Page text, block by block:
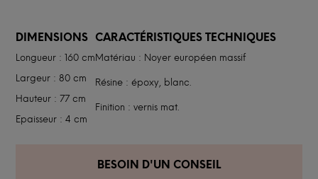
DIMENSIONS
Longueur : 160 cm
Largeur : 80 cm
Hauteur : 77 cm
Epaisseur : 4 cm
CARACTÉRISTIQUES TECHNIQUES
Matériau : Noyer européen massif
Résine : époxy, blanc.
Finition : vernis mat.
BESOIN D'UN CONSEIL